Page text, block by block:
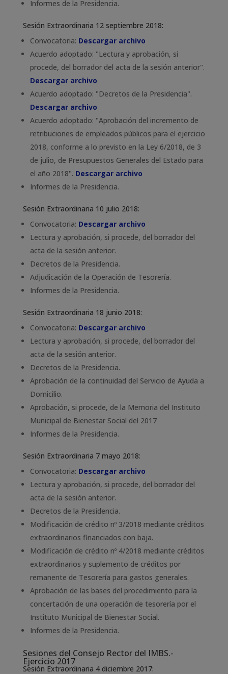
Informes de la Presidencia.
Sesión Extraordinaria 12 septiembre 2018:
Convocatoria: Descargar archivo
Acuerdo adoptado: "Lectura y aprobación, si
procede, del borrador del acta de la sesión anterior".
Descargar archivo
Acuerdo adoptado: "Decretos de la Presidencia".
Descargar archivo
Acuerdo adoptado: "Aprobación del incremento de
retribuciones de empleados públicos para el ejercicio
2018, conforme a lo previsto en la Ley 6/2018, de 3
de julio, de Presupuestos Generales del Estado para
el año 2018". Descargar archivo
Informes de la Presidencia.
Sesión Extraordinaria 10 julio 2018:
Convocatoria: Descargar archivo
Lectura y aprobación, si procede, del borrador del
acta de la sesión anterior.
Decretos de la Presidencia.
Adjudicación de la Operación de Tesorería.
Informes de la Presidencia.
Sesión Extraordinaria 18 junio 2018:
Convocatoria: Descargar archivo
Lectura y aprobación, si procede, del borrador del
acta de la sesión anterior.
Decretos de la Presidencia.
Aprobación de la continuidad del Servicio de Ayuda a
Domicilio.
Aprobación, si procede, de la Memoria del Instituto
Municipal de Bienestar Social del 2017
Informes de la Presidencia.
Sesión Extraordinaria 7 mayo 2018:
Convocatoria: Descargar archivo
Lectura y aprobación, si procede, del borrador del
acta de la sesión anterior.
Decretos de la Presidencia.
Modificación de crédito nº 3/2018 mediante créditos
extraordinarios financiados con baja.
Modificación de crédito nº 4/2018 mediante créditos
extraordinarios y suplemento de créditos por
remanente de Tesorería para gastos generales.
Aprobación de las bases del procedimiento para la
concertación de una operación de tesorería por el
Instituto Municipal de Bienestar Social.
Informes de la Presidencia.
Sesiones del Consejo Rector del IMBS.-
Ejercicio 2017
Sesión Extraordinaria 4 diciembre 2017: